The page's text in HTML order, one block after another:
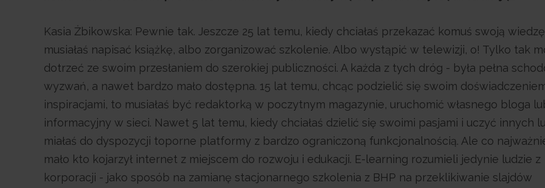
Kasia Żbikowska: Pewnie tak. Jeszcze 25 lat temu, kiedy chciałaś przekazać komuś swoją
musiałaś napisać książkę, albo zorganizować szkolenie. Albo wystąpić w telewizji, o! Tylko tak
dotrzeć ze swoim przesłaniem do szerokiej publiczności. A każda z tych dróg - była pełna
wyzwań, a nawet bardzo mało dostępna. 15 lat temu, chcąc podzielić się swoim
inspiracjami, to musiałaś być redaktorką w poczytnym magazynie, uruchomić własnego bloga
informacyjny w sieci. Nawet 5 lat temu, kiedy chciałaś dzielić się swoimi pasjami i uczyć innych
miałaś do dyspozycji toporne platformy z bardzo ograniczoną funkcjonalnością. Ale co
mało kto kojarzył internet z miejscem do rozwoju i edukacji. E-learning rozumieli jedynie ludzie z
korporacji - jako sposób na zamianę stacjonarnego szkolenia z BHP na przeklikiwanie slajdów